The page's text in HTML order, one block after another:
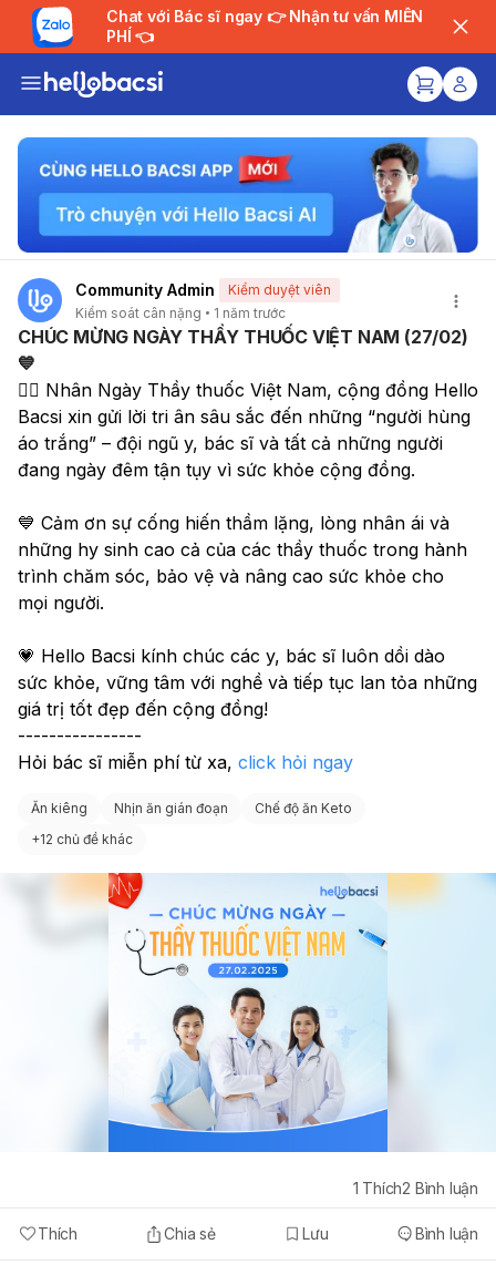
Chat với Bác sĩ ngay 👉 Nhận tư vấn MIỄN
PHÍ 👈
Community Admin
Kiểm duyệt viên
Kiểm soát cân nặng
1 năm trước
CHÚC MỪNG NGÀY THẦY THUỐC VIỆT NAM (27/02)
💙
👨‍⚕️ Nhân Ngày Thầy thuốc Việt Nam, cộng đồng Hello
Bacsi xin gửi lời tri ân sâu sắc đến những “người hùng
áo trắng” – đội ngũ y, bác sĩ và tất cả những người
đang ngày đêm tận tụy vì sức khỏe cộng đồng.
💙 Cảm ơn sự cống hiến thầm lặng, lòng nhân ái và
những hy sinh cao cả của các thầy thuốc trong hành
trình chăm sóc, bảo vệ và nâng cao sức khỏe cho
mọi người.
💗 Hello Bacsi kính chúc các y, bác sĩ luôn dồi dào
sức khỏe, vững tâm với nghề và tiếp tục lan tỏa những
giá trị tốt đẹp đến cộng đồng!
----------------
Hỏi bác sĩ miễn phí từ xa, click hỏi ngay
Ăn kiêng Nhịn ăn gián đoạn
Chế độ ăn Keto
+12 chủ đề khác
Thích Chia sẻ Lưu Bình luận
1 Thích2 Bình luận